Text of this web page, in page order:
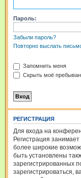
Пароль:
Забыли пароль?
Повторно выслать
Запомнить меня
Скрыть моё
РЕГИСТРАЦИЯ
Для входа на
Регистрация
более широкие
быть установлены
зарегистрированных
зарегистрироваться,